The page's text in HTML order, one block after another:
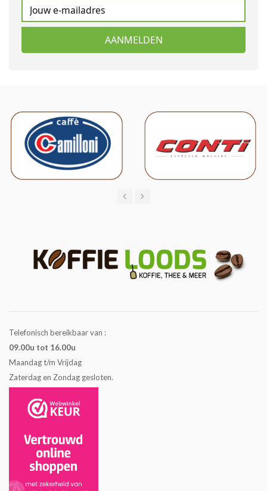
AANMELDEN
Telefonisch bereikbaar van :
09.00u tot 16.00u
Maandag t/m Vrijdag
Zaterdag en Zondag gesloten.